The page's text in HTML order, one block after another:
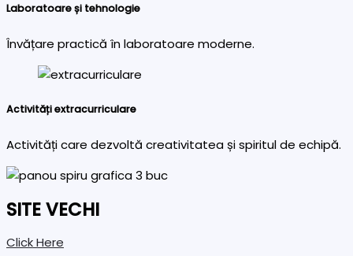
Laboratoare și tehnologie
Învățare practică în laboratoare moderne.
Activități extracurriculare
Activități care dezvoltă creativitatea și spiritul de echipă.
SITE VECHI
Click Here